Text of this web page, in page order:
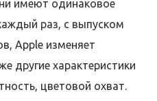
имеют одинаковое
раз, с выпуском
Apple изменяет
другие характеристики
цветовой охват.